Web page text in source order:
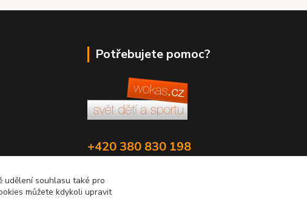
Potřebujete pomoc?
+420 380 830 198
udělení souhlasu také pro
můžete kdykoli upravit